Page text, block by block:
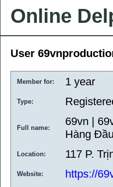
Online
User
Member for: 1 year
Type:
Full name:
69vn |
Hàng Đầu
Location: 117 P.
Website: https://